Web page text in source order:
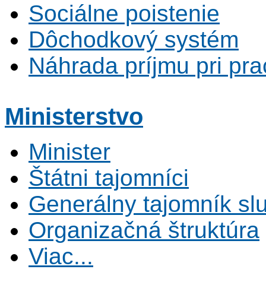
Sociálne poistenie
Dôchodkový systém
Náhrada príjmu pri
Ministerstvo
Minister
Štátni tajomníci
Generálny tajomník
Organizačná štruktúra
Viac...